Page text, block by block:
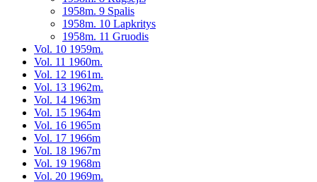
1958m. 9 Spalis
1958m. 10 Lapkritys
1958m. 11 Gruodis
Vol. 10 1959m.
Vol. 11 1960m.
Vol. 12 1961m.
Vol. 13 1962m.
Vol. 14 1963m
Vol. 15 1964m
Vol. 16 1965m
Vol. 17 1966m
Vol. 18 1967m
Vol. 19 1968m
Vol. 20 1969m.